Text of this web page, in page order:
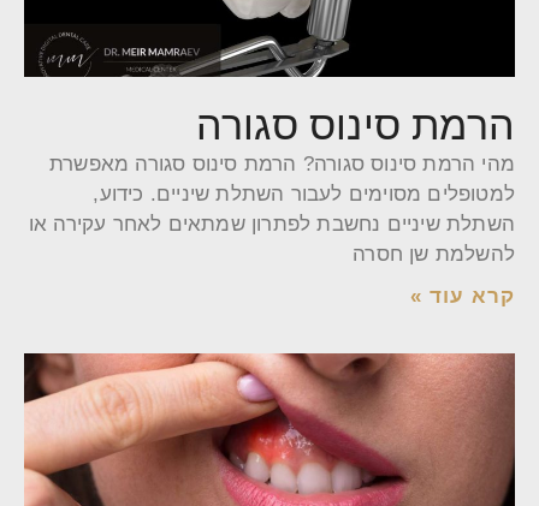
הרמת סינוס סגורה
מהי הרמת סינוס סגורה? הרמת סינוס סגורה מאפשרת
למטופלים מסוימים לעבור השתלת שיניים. כידוע,
השתלת שיניים נחשבת לפתרון שמתאים לאחר עקירה או
להשלמת שן חסרה
קרא עוד »